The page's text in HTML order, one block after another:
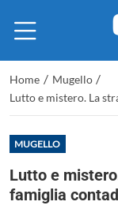
Home / Mugello /
Lutto e mistero. La
MUGELLO
Lutto e
famiglia